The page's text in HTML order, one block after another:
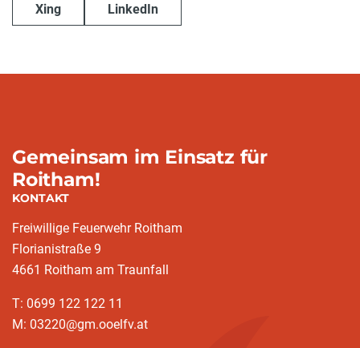
Xing LinkedIn
Gemeinsam im Einsatz für
Roitham!
KONTAKT
Freiwillige Feuerwehr Roitham
Florianistraße 9
4661 Roitham am Traunfall
T: 0699 122 122 11
M: 03220@gm.ooelfv.at